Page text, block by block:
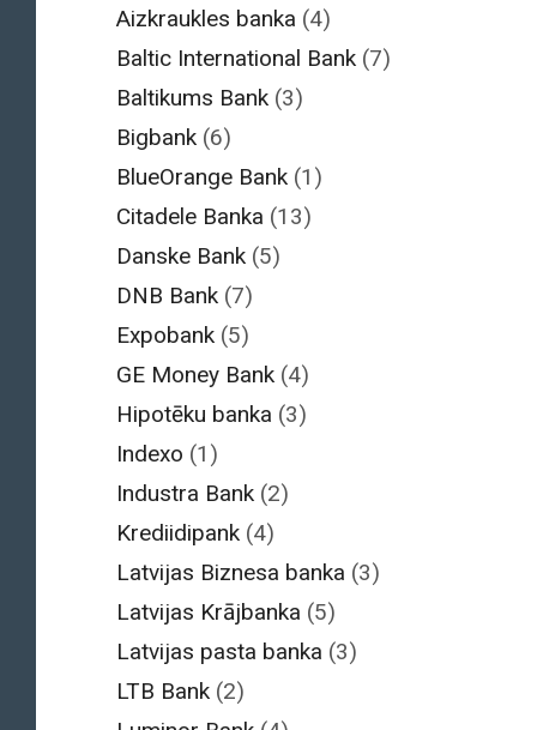
Aizkraukles banka (4)
Baltic International Bank (7)
Baltikums Bank (3)
Bigbank (6)
BlueOrange Bank (1)
Citadele Banka (13)
Danske Bank (5)
DNB Bank (7)
Expobank (5)
GE Money Bank (4)
Hipotēku banka (3)
Indexo (1)
Industra Bank (2)
Krediidipank (4)
Latvijas Biznesa banka (3)
Latvijas Krājbanka (5)
Latvijas pasta banka (3)
LTB Bank (2)